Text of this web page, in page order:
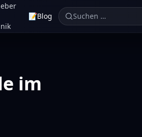
📝Blog Suchen …
im